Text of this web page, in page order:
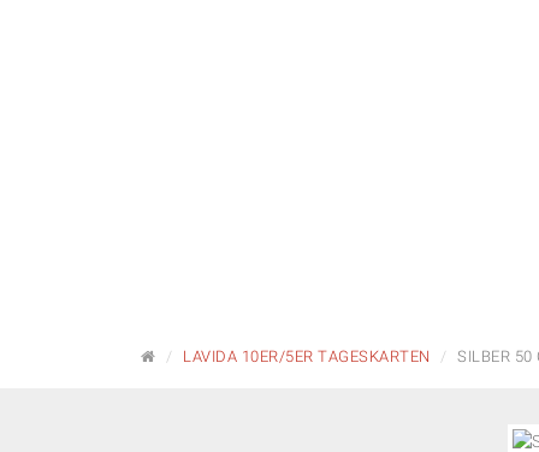
STARTSEITE
LAVIDA 10ER/5ER TAGESKARTEN SILBER 50